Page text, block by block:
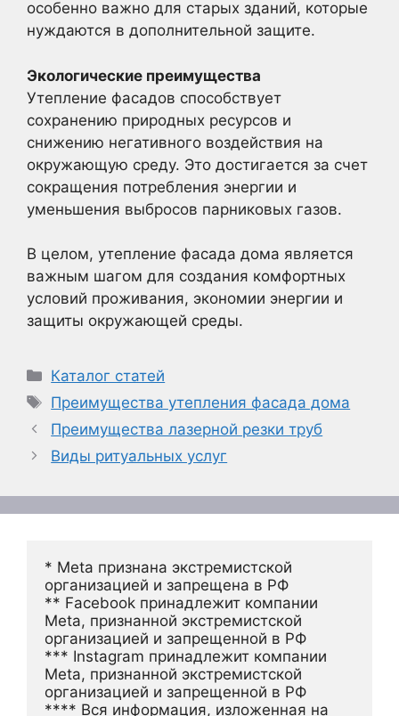
особенно важно для старых зданий, которые
нуждаются в дополнительной защите.
Экологические преимущества
Утепление фасадов способствует
сохранению природных ресурсов и
снижению негативного воздействия на
окружающую среду. Это достигается за счет
сокращения потребления энергии и
уменьшения выбросов парниковых газов.
В целом, утепление фасада дома является
важным шагом для создания комфортных
условий проживания, экономии энергии и
защиты окружающей среды.
Рубрики
Каталог статей
Метки
Преимущества утепления фасада дома
Преимущества лазерной резки труб
Виды ритуальных услуг
* Meta признана экстремистской
организацией и запрещена в РФ
** Facebook принадлежит компании
Meta, признанной экстремистской
организацией и запрещенной в РФ
*** Instagram принадлежит компании
Meta, признанной экстремистской
организацией и запрещенной в РФ
**** Вся информация, изложенная на